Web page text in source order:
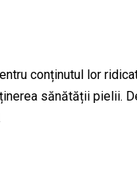
conținutul lor
sănătății pielii.